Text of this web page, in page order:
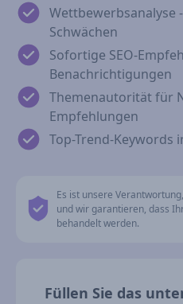
Wettbewerbsanalyse
Schwächen
Sofortige SEO-
Benachrichtigungen
Themenautorität für
Empfehlungen
Top-Trend-Keywords
Es ist unsere
und wir garantieren, dass
behandelt werden.
Füllen Sie das